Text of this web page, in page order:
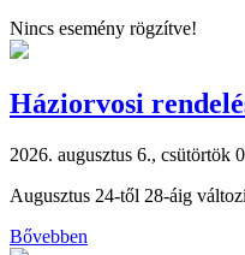
Nincs esemény rögzítve!
Háziorvosi
2026. augusztus 6., csütörtök
Augusztus 24-től 28-áig
Bővebben